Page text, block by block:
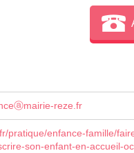
reze.fr
pratique/enfance-famille/
son-enfant-en-accueil-